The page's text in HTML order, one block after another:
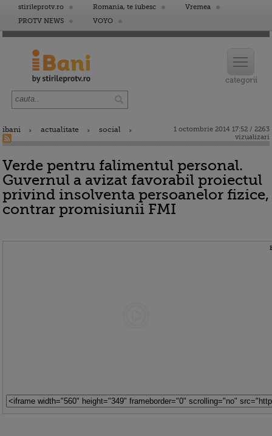
stirileprotv.ro Romania, te iubesc
Vremea
PROTV NEWS
VOYO
ibani actualitate social
1 octombrie 2014 17:52 / 2263
vizualizari
Verde pentru falimentul personal.
Guvernul a avizat favorabil proiectul
privind insolventa persoanelor fizice,
contrar promisiunii FMI